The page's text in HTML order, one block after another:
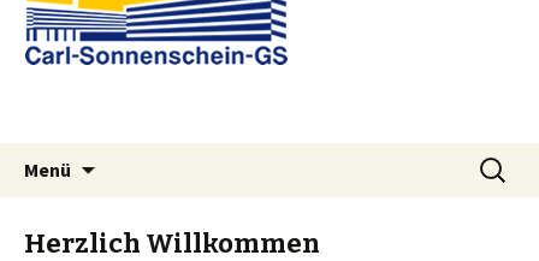
Menü
Suchen
nach:
Herzlich Willkommen